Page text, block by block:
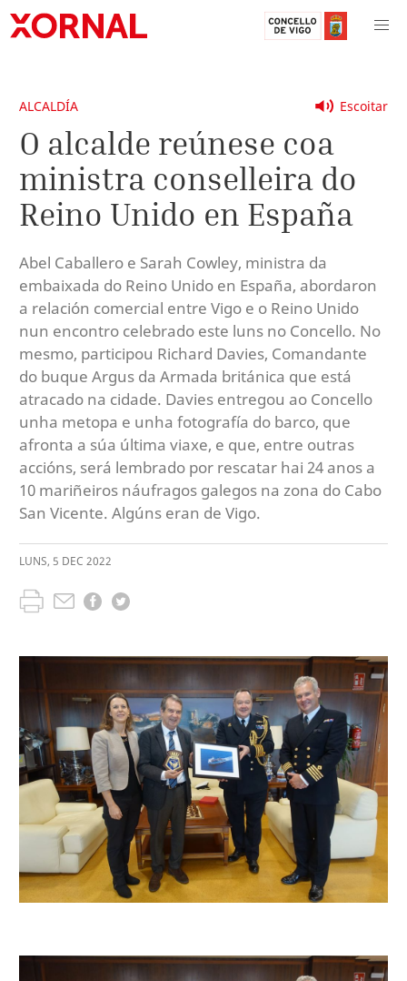
Escoitar
ALCALDÍA
O alcalde reúnese coa
ministra conselleira do
Reino Unido en España
Abel Caballero e Sarah Cowley, ministra da
embaixada do Reino Unido en España, abordaron
a relación comercial entre Vigo e o Reino Unido
nun encontro celebrado este luns no Concello. No
mesmo, participou Richard Davies, Comandante
do buque Argus da Armada británica que está
atracado na cidade. Davies entregou ao Concello
unha metopa e unha fotografía do barco, que
afronta a súa última viaxe, e que, entre outras
accións, será lembrado por rescatar hai 24 anos a
10 mariñeiros náufragos galegos na zona do Cabo
San Vicente. Algúns eran de Vigo.
LUNS, 5 DEC 2022